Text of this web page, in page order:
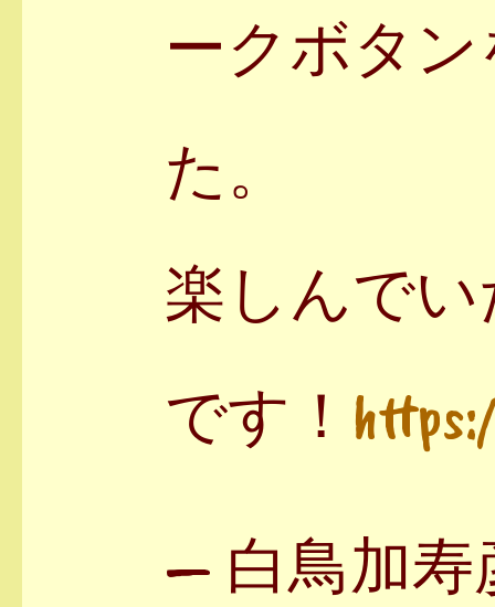
ークボタ
た。
楽しんで
です！
— 白鳥加寿